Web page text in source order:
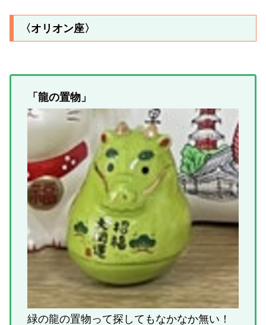
〈オリオン座〉
「龍の置物」
緑の龍の置物って探してもなかなか無い！